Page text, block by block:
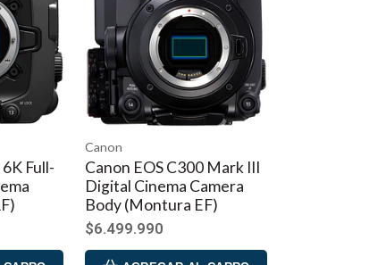
Mark III
Canon
Canon EOS C80 6K Full-
Frame Cinema Camera
(Canon RF)
$6.219.990